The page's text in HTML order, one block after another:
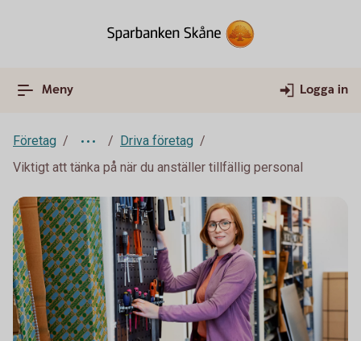
Meny Logga in
Företag
Driva företag
Viktigt att tänka på när du anställer tillfällig personal